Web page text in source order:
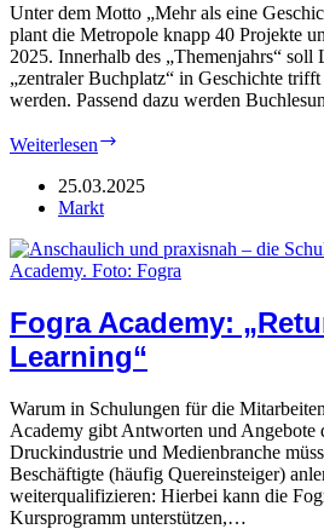
Unter dem Motto „Mehr als eine
plant die Metropole knapp 40 Projekte
2025. Innerhalb des „Themenjahrs“ soll
„zentraler Buchplatz“ in Geschichte
werden. Passend dazu werden
Weiterlesen
trifft
25.03.2025
Markt
Fogra Academy:
Learning“
Warum in Schulungen für die
Academy gibt Antworten und Angebote
Druckindustrie und Medienbranche
Beschäftigte (häufig Quereinsteiger)
weiterqualifizieren: Hierbei kann die
Kursprogramm unterstützen,…